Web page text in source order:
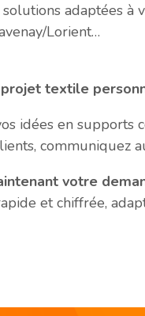
solutions adaptées à
Lorient…
textile
idées en supports
communiquez
votre
et chiffrée,